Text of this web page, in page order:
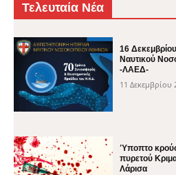
Τελευταία Νέα
16
Ναυτικού
-ΛΑΕΔ-
11 Δεκεμβρίου
Ύποπτο
πυρετού
Λάρισα